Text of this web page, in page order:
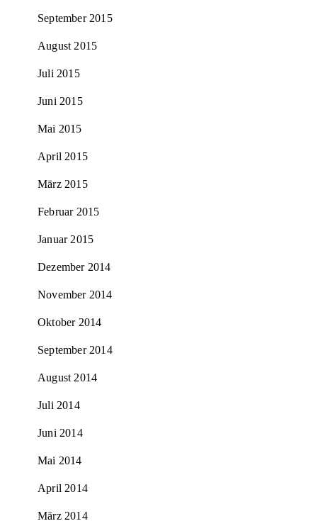
September 2015
August 2015
Juli 2015
Juni 2015
Mai 2015
April 2015
März 2015
Februar 2015
Januar 2015
Dezember 2014
November 2014
Oktober 2014
September 2014
August 2014
Juli 2014
Juni 2014
Mai 2014
April 2014
März 2014